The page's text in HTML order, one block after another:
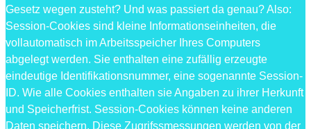
Gesetz wegen zusteht? Und was passiert da genau? Also:
Session-Cookies sind kleine Informationseinheiten, die
vollautomatisch im Arbeitsspeicher Ihres Computers
abgelegt werden. Sie enthalten eine zufällig erzeugte
eindeutige Identifikationsnummer, eine sogenannte Session-
ID. Wie alle Cookies enthalten sie Angaben zu ihrer Herkunft
und Speicherfrist. Session-Cookies können keine anderen
Daten speichern. Diese Zugrifssmessungen werden von der